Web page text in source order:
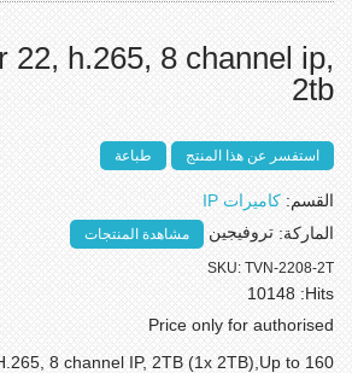
22, h.265, 8 channel ip,
2tb
استفسر عن هذا المنتج طباعة
القسم:كاميرات IP
الماركة:تروفيجين
مشاهدة المنتجات
SKU:TVN-2208-2T
Hits:
10148
Price only for authorised
8 channel IP, 2TB (1x 2TB),Up to 160